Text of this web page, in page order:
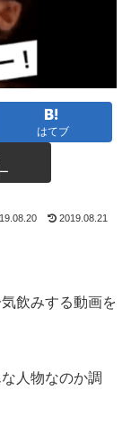
はてブ
2019.08.21
飲みする動画を
人物なのか調